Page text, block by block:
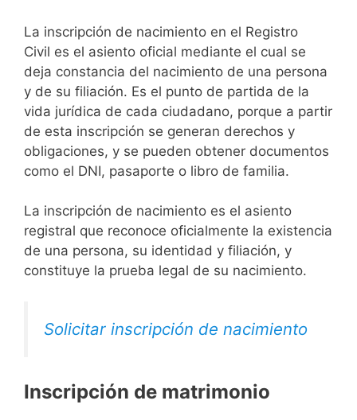
La inscripción de nacimiento en el Registro
Civil es el asiento oficial mediante el cual se
deja constancia del nacimiento de una persona
y de su filiación. Es el punto de partida de la
vida jurídica de cada ciudadano, porque a partir
de esta inscripción se generan derechos y
obligaciones, y se pueden obtener documentos
como el DNI, pasaporte o libro de familia.
La inscripción de nacimiento es el asiento
registral que reconoce oficialmente la existencia
de una persona, su identidad y filiación, y
constituye la prueba legal de su nacimiento.
Solicitar inscripción de nacimiento
Inscripción de matrimonio